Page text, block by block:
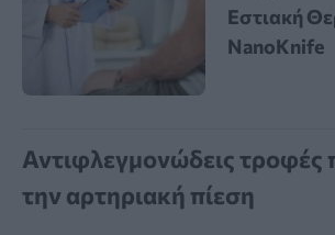
Εστιακή
NanoKnife
Αντιφλεγμονώδεις τροφές
την αρτηριακή πίεση